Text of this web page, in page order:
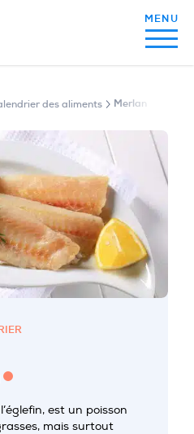
LA PRÉVENTION
des aliments Merlan
est un poisson
mais surtout